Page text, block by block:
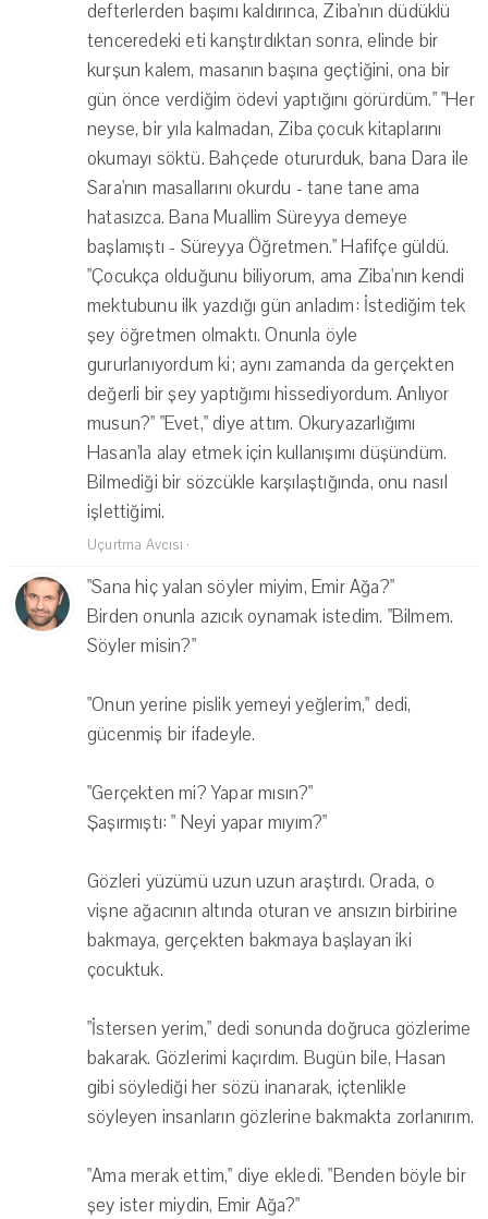
defterlerden başımı kaldırınca, Ziba'nın düdüklü
tenceredeki eti kanştırdıktan sonra, elinde bir
kurşun kalem, masanın başına geçtiğini, ona bir
gün önce verdiğim ödevi yaptığını görürdüm." "Her
neyse, bir yıla kalmadan, Ziba çocuk kitaplarını
okumayı söktü. Bahçede otururduk, bana Dara ile
Sara'nın masallarını okurdu - tane tane ama
hatasızca. Bana Muallim Süreyya demeye
başlamıştı - Süreyya Öğretmen." Hafifçe güldü.
"Çocukça olduğunu biliyorum, ama Ziba'nın kendi
mektubunu ilk yazdığı gün anladım: İstediğim tek
şey öğretmen olmaktı. Onunla öyle
gururlanıyordum ki; aynı zamanda da gerçekten
değerli bir şey yaptığımı hissediyordum. Anlıyor
musun?" "Evet," diye attım. Okuryazarlığımı
Hasan'la alay etmek için kullanışımı düşündüm.
Bilmediği bir sözcükle karşılaştığında, onu nasıl
işlettiğimi.
Uçurtma Avcısı ·
"Sana hiç yalan söyler miyim, Emir Ağa?"
Birden onunla azıcık oynamak istedim. "Bilmem.
Söyler misin?"
"Onun yerine pislik yemeyi yeğlerim," dedi,
gücenmiş bir ifadeyle.
"Gerçekten mi? Yapar mısın?"
Şaşırmıştı: " Neyi yapar mıyım?"
Gözleri yüzümü uzun uzun araştırdı. Orada, o
vişne ağacının altında oturan ve ansızın birbirine
bakmaya, gerçekten bakmaya başlayan iki
çocuktuk.
"İstersen yerim," dedi sonunda doğruca gözlerime
bakarak. Gözlerimi kaçırdım. Bugün bile, Hasan
gibi söylediği her sözü inanarak, içtenlikle
söyleyen insanların gözlerine bakmakta zorlanırım.
"Ama merak ettim," diye ekledi. "Benden böyle bir
şey ister miydin, Emir Ağa?"